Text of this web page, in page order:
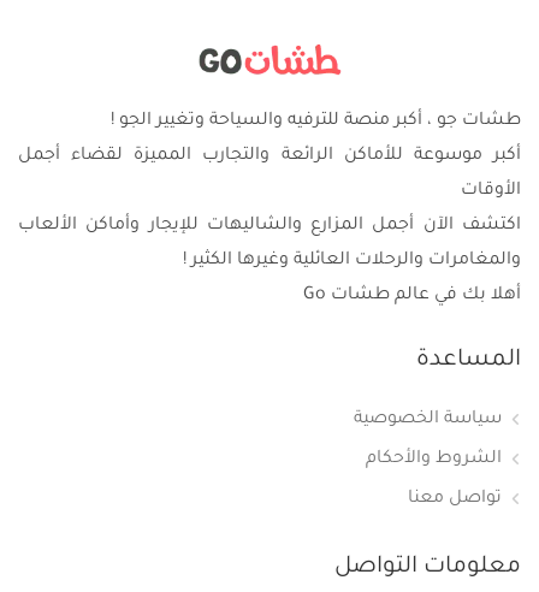
طشات جو ، أكبر منصة للترفيه والسياحة وتغيير الجو !
أكبر موسوعة للأماكن الرائعة والتجارب المميزة لقضاء أجمل
الأوقات
اكتشف الآن أجمل المزارع والشاليهات للإيجار وأماكن الألعاب
والمغامرات والرحلات العائلية وغيرها الكثير !
أهلا بك في عالم طشات Go
المساعدة
سياسة الخصوصية
الشروط والأحكام
تواصل معنا
معلومات التواصل